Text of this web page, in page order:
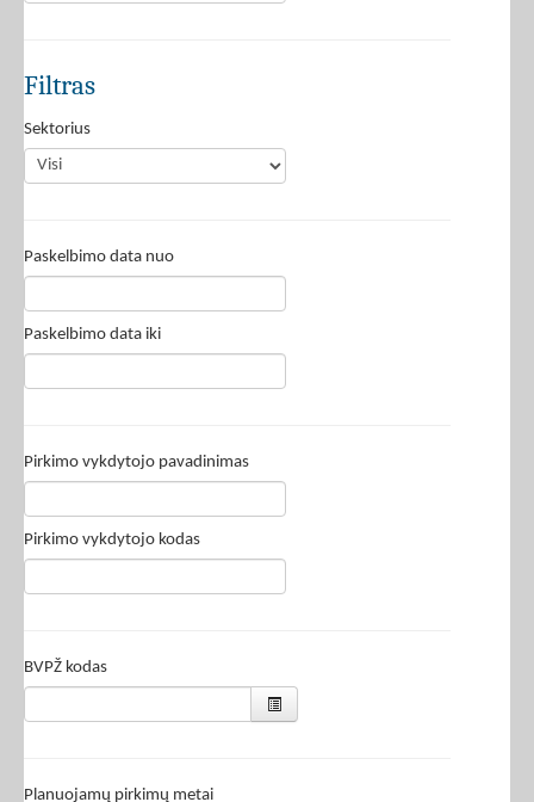
Filtras
Sektorius
Paskelbimo data nuo
Paskelbimo data iki
Pirkimo vykdytojo pavadinimas
Pirkimo vykdytojo kodas
BVPŽ kodas
Planuojamų pirkimų metai